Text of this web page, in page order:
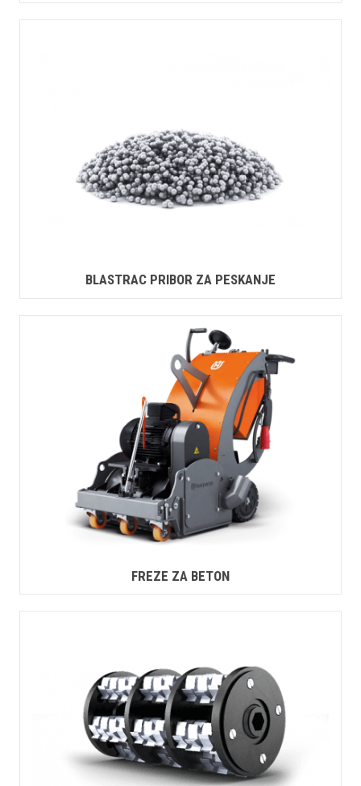
BLASTRAC PRIBOR ZA PESKANJE
FREZE ZA BETON